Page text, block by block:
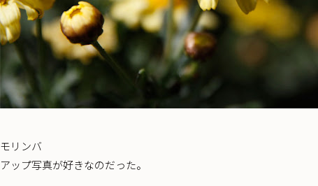
モリンバ
アップ写真が好きなのだった。